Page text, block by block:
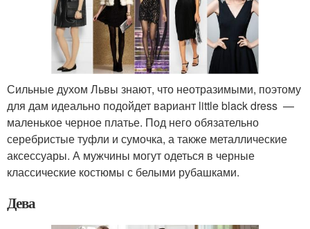
Сильные духом Львы знают, что неотразимыми, поэтому
для дам идеально подойдет вариант little black dress —
маленькое черное платье. Под него обязательно
серебристые туфли и сумочка, а также металлические
аксессуары. А мужчины могут одеться в черные
классические костюмы с белыми рубашками.
Дева